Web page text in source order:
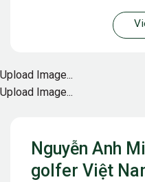
Nguyễn Anh
golfer Việt
Upload Image...
Upload Image...